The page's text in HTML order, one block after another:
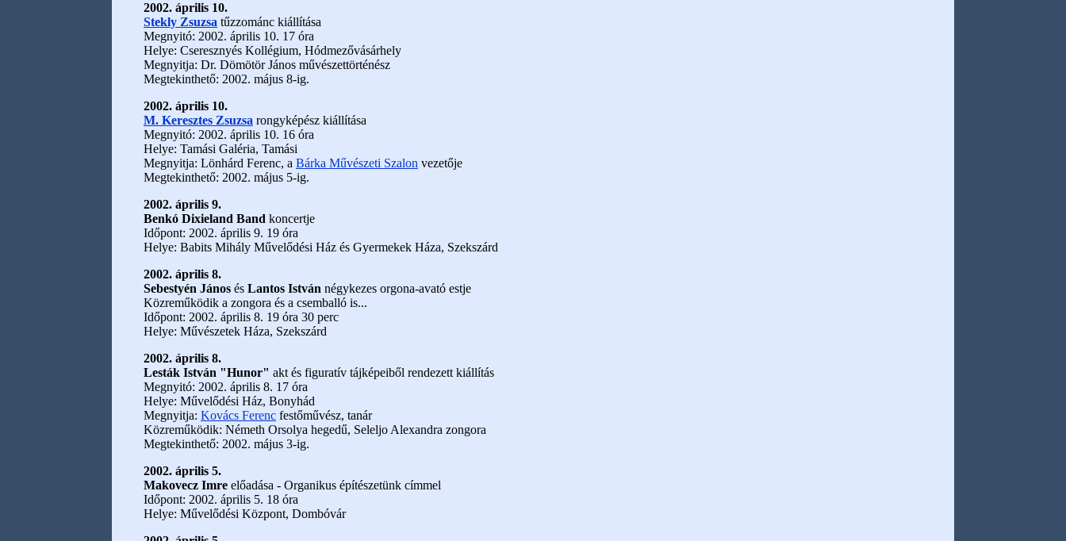
2002. április 10.
Stekly Zsuzsa tűzzománc kiállítása
Megnyitó: 2002. április 10. 17 óra
Helye: Cseresznyés Kollégium, Hódmezővásárhely
Megnyitja: Dr. Dömötör János művészettörténész
Megtekinthető: 2002. május 8-ig.
2002. április 10.
M. Keresztes Zsuzsa rongyképész kiállítása
Megnyitó: 2002. április 10. 16 óra
Helye: Tamási Galéria, Tamási
Megnyitja: Lönhárd Ferenc, a Bárka Művészeti Szalon vezetője
Megtekinthető: 2002. május 5-ig.
2002. április 9.
Benkó Dixieland Band koncertje
Időpont: 2002. április 9. 19 óra
Helye: Babits Mihály Művelődési Ház és Gyermekek Háza, Szekszárd
2002. április 8.
Sebestyén János és Lantos István négykezes orgona-avató estje
Közreműködik a zongora és a csemballó is...
Időpont: 2002. április 8. 19 óra 30 perc
Helye: Művészetek Háza, Szekszárd
2002. április 8.
Lesták István "Hunor" akt és figuratív tájképeiből rendezett kiállítás
Megnyitó: 2002. április 8. 17 óra
Helye: Művelődési Ház, Bonyhád
Megnyitja: Kovács Ferenc festőművész, tanár
Közreműködik: Németh Orsolya hegedű, Seleljo Alexandra zongora
Megtekinthető: 2002. május 3-ig.
2002. április 5.
Makovecz Imre előadása - Organikus építészetünk címmel
Időpont: 2002. április 5. 18 óra
Helye: Művelődési Központ, Dombóvár